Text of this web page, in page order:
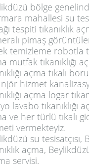
bölge
mahallesi su
tespiti tıkanıklık
pimaş
temizleme robotla
mutfak tıkanıklığı
açma tıkalı
hizmet
açma logar
lavabo tıkanıklığı
ve her türlü tıkalı
vermekteyiz.
su tesisatçısı,
açma,
servisi.